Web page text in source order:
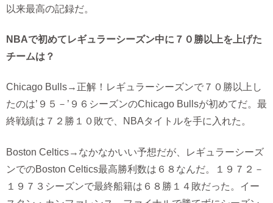
以来最高の記録だ。
NBAで初めてレギュラーシーズン中に７０勝以上を上げた
チームは？
Chicago Bulls→正解！レギュラーシーズンで７０勝以上し
たのは’９５－’９６シーズンのChicago Bullsが初めてだ。最
終戦績は７２勝１０敗で、NBAタイトルを手に入れた。
Boston Celtics→なかなかいい予想だが、レギュラーシーズ
ンでのBoston Celtics最高勝利数は６８なんだ。１９７２－
１９７３シーズンで最終船籍は６８勝１４敗だった。イー